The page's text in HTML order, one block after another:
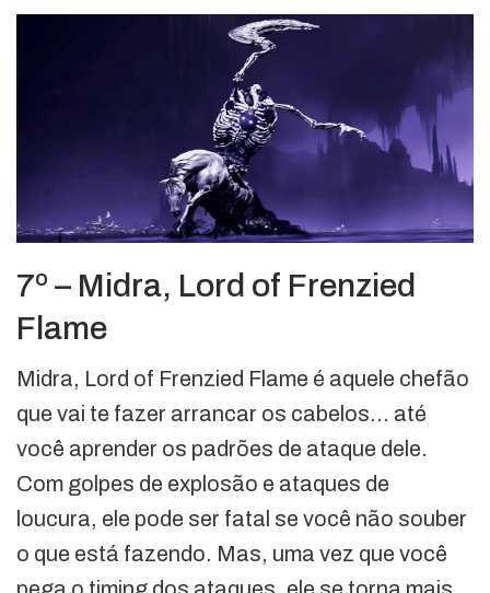
7º – Midra, Lord of Frenzied
Flame
Midra, Lord of Frenzied Flame é aquele chefão
que vai te fazer arrancar os cabelos… até
você aprender os padrões de ataque dele.
Com golpes de explosão e ataques de
loucura, ele pode ser fatal se você não souber
o que está fazendo. Mas, uma vez que você